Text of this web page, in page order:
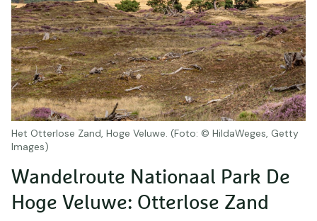
Wandelroute Nationaal Park De
Hoge Veluwe: Otterlose Zand
Het Otterlose Zand, Hoge Veluwe. (Foto: © HildaWeges, Getty
Images)